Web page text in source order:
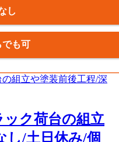
し
でも可
ック荷台の組立
し/土日休み/個